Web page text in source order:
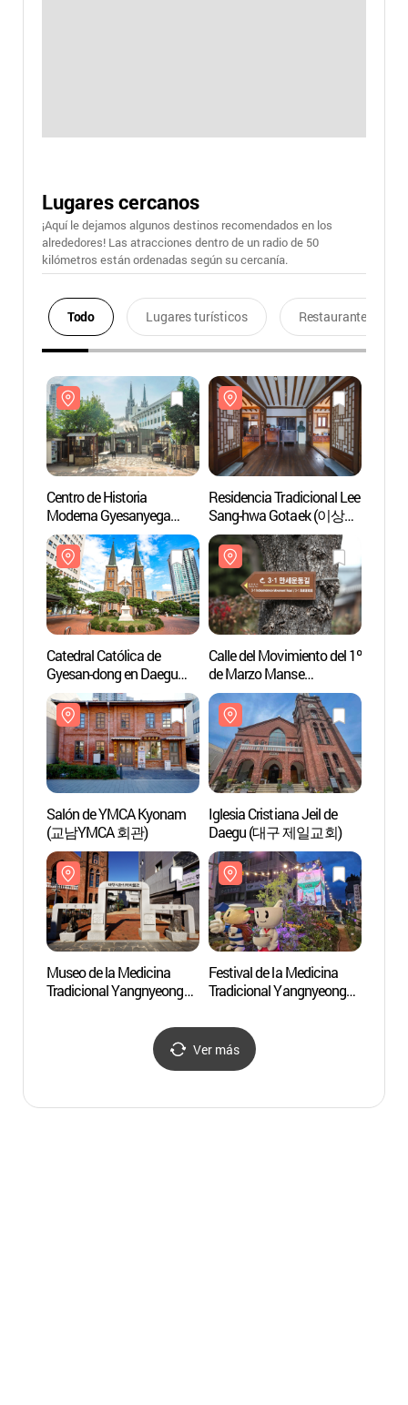
Lugares cercanos
¡Aquí le dejamos algunos destinos recomendados en los
alrededores! Las atracciones dentro de un radio de 50
kilómetros están ordenadas según su cercanía.
Todo Lugares turísticos Restaurantes
Centro de Historia
Moderna Gyesanyega
(근대문화체험관
계산예가)
Residencia Tradicional Lee
Sang-hwa Gotaek (이상화
고택)
Catedral Católica de
Gyesan-dong en Daegu
(대구 계산동성당)
Calle del Movimiento del 1º
de Marzo Manse
(3.1만세운동길)
Salón de YMCA Kyonam
(교남YMCA 회관)
Iglesia Cristiana Jeil de
Daegu (대구 제일교회)
Museo de la Medicina
Tradicional Yangnyeongsi
Festival de la Medicina
Tradicional Yangnyeongsi
(대구약령시한방문화축
제)
Ver más